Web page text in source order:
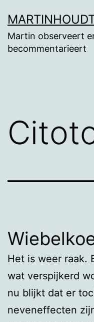
naar
de
Martin observeert
becommentarieert
Het is weer raak.
wat verspijkerd
nu blijkt dat er
neveneffecten